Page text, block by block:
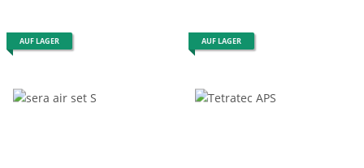
AUF LAGER AUF LAGER